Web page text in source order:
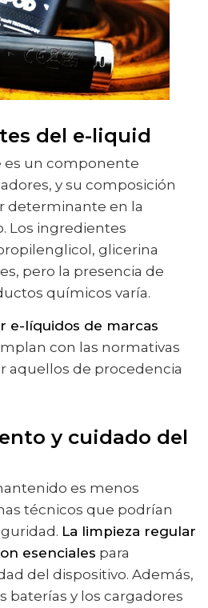
del e-liquid
es un componente
y su composición
determinante en la
Los ingredientes
glicerina
pero la presencia de
químicos varía.
e-líquidos de marcas
con las normativas
aquellos de procedencia
y cuidado del
es menos
técnicos que podrían
La limpieza regular
esenciales para
del dispositivo. Además,
baterías y los cargadores